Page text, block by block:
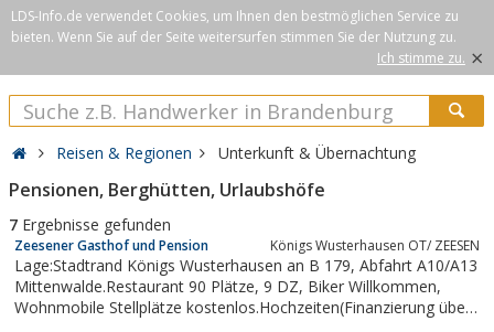
LDS-Info.de verwendet Cookies, um Ihnen den bestmöglichen Service zu
bieten. Wenn Sie auf der Seite weitersurfen stimmen Sie der Nutzung zu.
Ich stimme zu. ×
Reisen & Regionen Unterkunft & Übernachtung
Pensionen, Berghütten, Urlaubshöfe
7 Ergebnisse gefunden
Zeesener Gasthof und Pension Königs Wusterhausen OT/ ZEESEN
Lage:Stadtrand Königs Wusterhausen an B 179, Abfahrt A10/A13
Mittenwalde.Restaurant 90 Plätze, 9 DZ, Biker Willkommen,
Wohnmobile Stellplätze kostenlos.Hochzeiten(Finanzierung über